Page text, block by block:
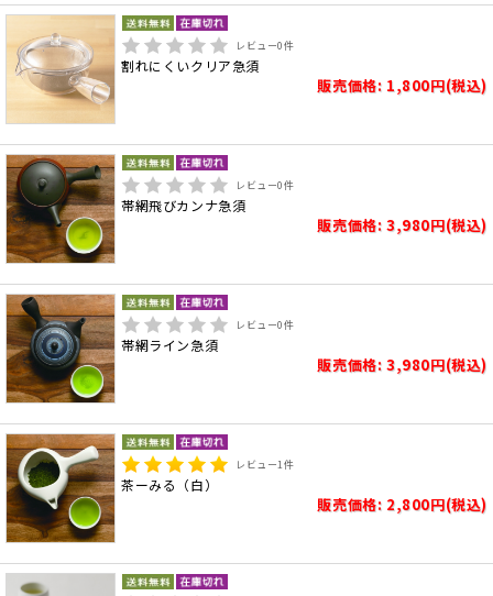
レビュー0件
割れにくいクリア急須
販売価格: 1,800円(税込)
レビュー0件
帯網飛びカンナ急須
販売価格: 3,980円(税込)
レビュー0件
帯網ライン急須
販売価格: 3,980円(税込)
レビュー1件
茶ーみる（白）
販売価格: 2,800円(税込)